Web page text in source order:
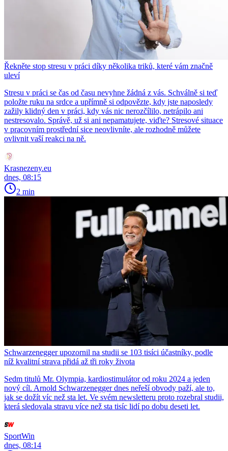
Řekněte stop stresu v práci díky několika triků, které vám značně
uleví
Stresu v práci se čas od času nevyhne žádná z vás. Schválně si teď
položte ruku na srdce a upřímně si odpovězte, kdy jste naposledy
zažily klidný den v práci, kdy vás nic nerozčílilo, netrápilo ani
nestresovalo. Správě, už si ani nepamatujete, viďte? Stresové situace
v pracovním prostřední sice neovlivníte, ale rozhodně můžete
ovlivnit vaší reakci na ně.
Krasnezeny.eu
dnes, 08:15
2 min
Schwarzenegger upozornil na studii se 103 tisíci účastníky, podle
níž kvalitní strava přidá až tři roky života
Sedm titulů Mr. Olympia, kardiostimulátor od roku 2024 a jeden
nový cíl. Arnold Schwarzenegger dnes neřeší obvody paží, ale to,
jak se dožít víc než sta let. Ve svém newsletteru proto rozebral studii,
která sledovala stravu více než sta tisíc lidí po dobu deseti let.
SportWin
dnes, 08:14